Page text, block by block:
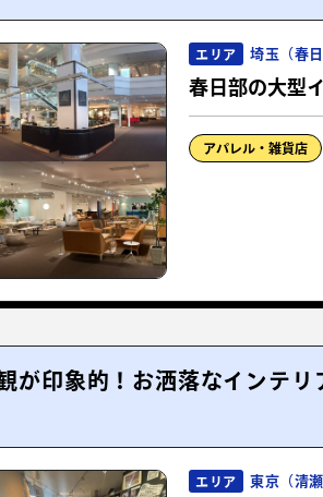
エリア 埼玉（春日
春日部の大型
アパレル・雑貨店
が印象的！お洒落なインテリ
エリア 東京（清瀬